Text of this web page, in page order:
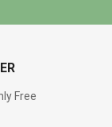
Free